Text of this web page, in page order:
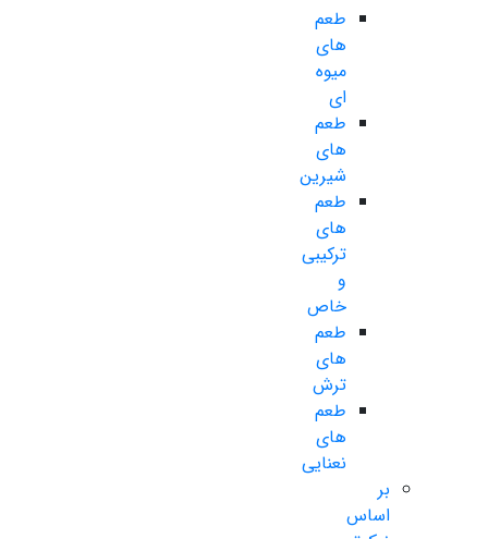
طعم
های
میوه
ای
طعم
های
شیرین
طعم
های
ترکیبی
و
خاص
طعم
های
ترش
طعم
های
نعنایی
بر
اساس